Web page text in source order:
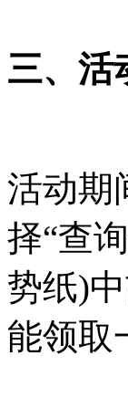
三、 活
活动期
择“查
势纸)
能领取